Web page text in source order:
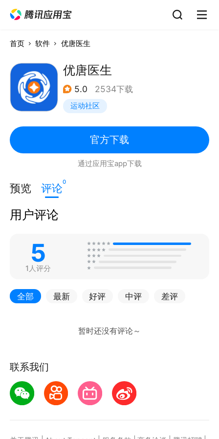
首页 软件 优唐医生
优唐医生
5.0 2534下载
运动社区
官方下载
通过应用宝app下载
预览 评论0
用户评论
5
1人评分
全部 最新 好评 中评 差评
联系我们